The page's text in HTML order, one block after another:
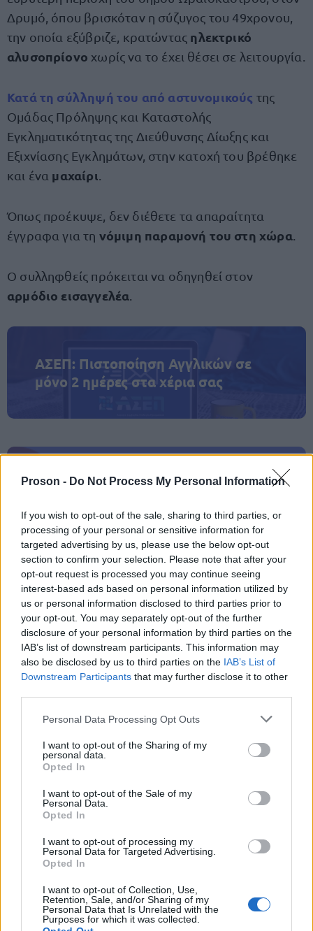
Proson - Do Not Process My Personal Information
If you wish to opt-out of the sale, sharing to third parties, or
processing of your personal or sensitive information for
targeted advertising by us, please use the below opt-out
section to confirm your selection. Please note that after your
opt-out request is processed you may continue seeing
interest-based ads based on personal information utilized by
us or personal information disclosed to third parties prior to
your opt-out. You may separately opt-out of the further
disclosure of your personal information by third parties on the
IAB’s list of downstream participants. This information may
also be disclosed by us to third parties on the IAB’s List of
Downstream Participants that may further disclose it to other
Please note that this website/app uses one or more Google
not limited to your visit or usage behaviour. You may click to
grant or deny consent to Google and its third-party tags to
use your data for below specified purposes in below Google
consent section.
Personal Data Processing Opt Outs
I want to opt-out of the Sharing of my
personal data.
Opted In
I want to opt-out of the Sale of my
Personal Data.
Opted In
I want to opt-out of processing my
Personal Data for Targeted Advertising.
Opted In
I want to opt-out of Collection, Use,
Retention, Sale, and/or Sharing of my
Personal Data that Is Unrelated with the
Purposes for which it was collected.
Δρυμό, όπου βρισκόταν η σύζυγος του 49χρονου,
την οποία εξύβριζε, κρατώντας ηλεκτρικό
αλυσοπρίονο χωρίς να το έχει θέσει σε λειτουργία.
Κατά τη σύλληψή του από αστυνομικούς της
Ομάδας Πρόληψης και Καταστολής
Εγκληματικότητας της Διεύθυνσης Δίωξης και
Εξιχνίασης Εγκλημάτων, στην κατοχή του βρέθηκε
και ένα μαχαίρι
Όπως προέκυψε, δεν διέθετε τα απαραίτητα
έγγραφα για τη νόμιμη παραμονή του στη χώρα
Ο συλληφθείς πρόκειται να οδηγηθεί στον
αρμόδιο εισαγγελέα
ΑΣΕΠ: Πιστοποίηση Αγγλικών σε
μόνο 2 ημέρες στα χέρια σας
ΑΣΕΠ: Εξ αποστάσεως η πιο Εύκολη
μέρες
Μάθε πρώτος όλες τις σημαντικές
ειδήσεις.
Βάλε το proson.gr στα αποτελέσματα
αναζήτησης της Google
Δημοφιλείς Ειδήσεις
ΟΠΕΚΑ: Μηνιαίο επίδομα έως 210
ευρώ - Πώς θα τα πάρετε
Προσωπικός Βοηθός: Ανοίγουν οι
αιτήσεις στις 24 Αυγούστου – Τι
αλλάζει στο πρόγραμμα